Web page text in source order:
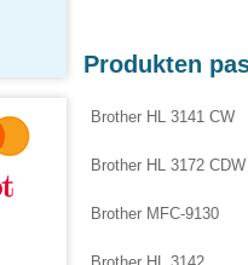
Produkten
Brother HL 3141 CW
Brother HL 3172 CDW
Brother MFC-9130